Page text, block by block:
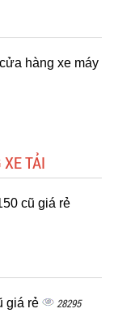
hàng xe máy
TẢI
cũ giá rẻ
giá rẻ 28295